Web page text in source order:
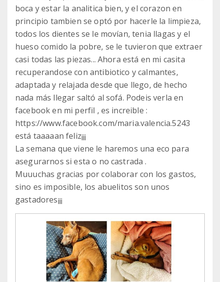
boca y estar la analitica bien, y el corazon en
principio tambien se optó por hacerle la limpieza,
todos los dientes se le movían, tenia llagas y el
hueso comido la pobre, se le tuvieron que extraer
casi todas las piezas... Ahora está en mi casita
recuperandose con antibiotico y calmantes,
adaptada y relajada desde que llego, de hecho
nada más llegar saltó al sofá. Podeis verla en
facebook en mi perfil , es increible :
https://www.facebook.com/maria.valencia.5243
está taaaaan feliz¡¡¡
La semana que viene le haremos una eco para
asegurarnos si esta o no castrada .
Muuuchas gracias por colaborar con los gastos,
sino es imposible, los abuelitos son unos
gastadores¡¡¡